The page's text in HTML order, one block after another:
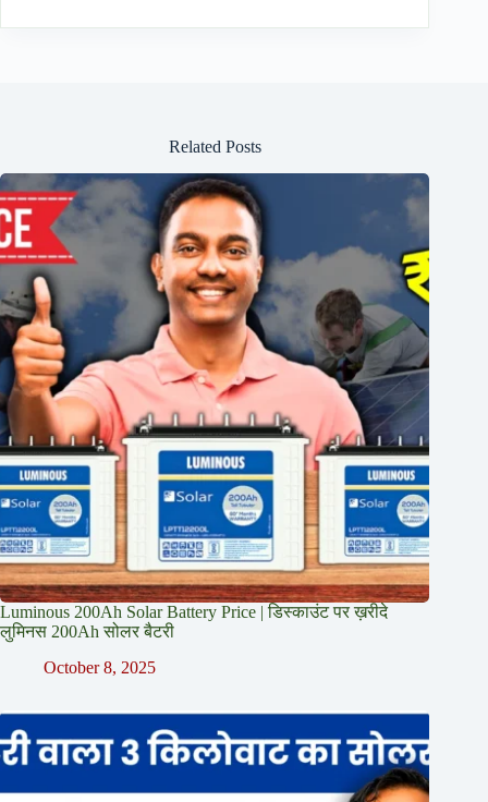
Related Posts
Luminous 200Ah Solar Battery Price​ | डिस्काउंट पर ख़रीदे
लुमिनस 200Ah सोलर बैटरी
October 8, 2025